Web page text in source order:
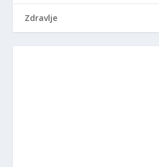
Zdravlje